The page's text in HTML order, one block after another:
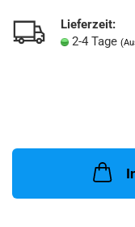
Lieferzeit:
2-4 Tage